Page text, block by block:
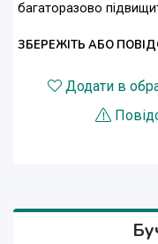
багаторазово
ЗБЕРЕЖІТЬ АБО
Додати в